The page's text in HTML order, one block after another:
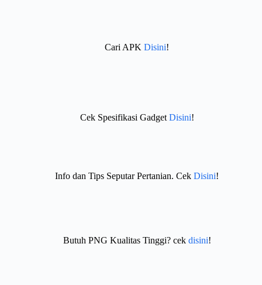
Cari APK Disini!
Cek Spesifikasi Gadget Disini!
Info dan Tips Seputar Pertanian. Cek Disini!
Butuh PNG Kualitas Tinggi? cek disini!